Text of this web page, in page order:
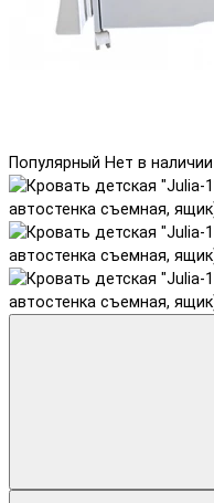
Популярный Нет в наличии